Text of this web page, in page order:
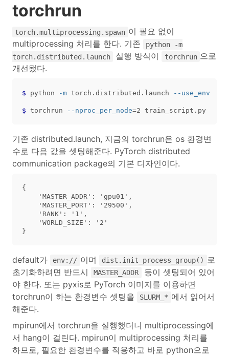
torchrun
torch.multiprocessing.spawn 이 필요 없이
multiprocessing 처리를 한다. 기존
python -m
torch.distributed.launch
실행 방식이 torchrun 으로
개선됐다.
$ python -m torch.distributed.launch --use_env
$ torchrun --nproc_per_node=
기존 distributed.launch, 지금의 torchrun은 os 환경변
수로 다음 값을 셋팅해준다. PyTorch distributed
communication package의 기본 디자인이다.
{
    'MASTER_ADDR': 'gpu01',
    'MASTER_PORT': '29500',
    'RANK': '1',
    'WORLD_SIZE': '2'
default가 env:// 이며 dist.init_process_group() 로
초기화하려면 반드시
MASTER_ADDR
등이 셋팅되어 있어
야 한다. 또는 pyxis로 PyTorch 이미지를 이용하면
torchrun이 하는 환경변수 셋팅을
SLURM_* 에서 읽어서
해준다.
mpirun에서 torchrun을 실행했더니 multiprocessing에
서 hang이 걸린다. mpirun이 multiprocessing 처리를
하므로, 필요한 환경변수를 적용하고 바로 python으로